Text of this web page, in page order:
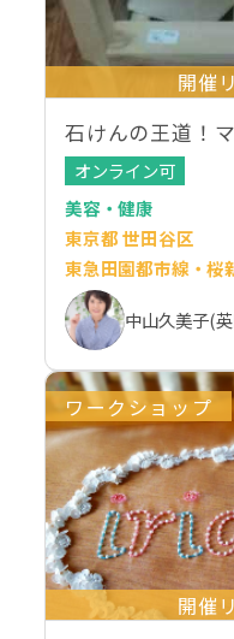
開催
石けんの王道！
オンライン可
美容・健康
東京都 世田谷区
東急田園都市線・桜
ワークショップ
開催